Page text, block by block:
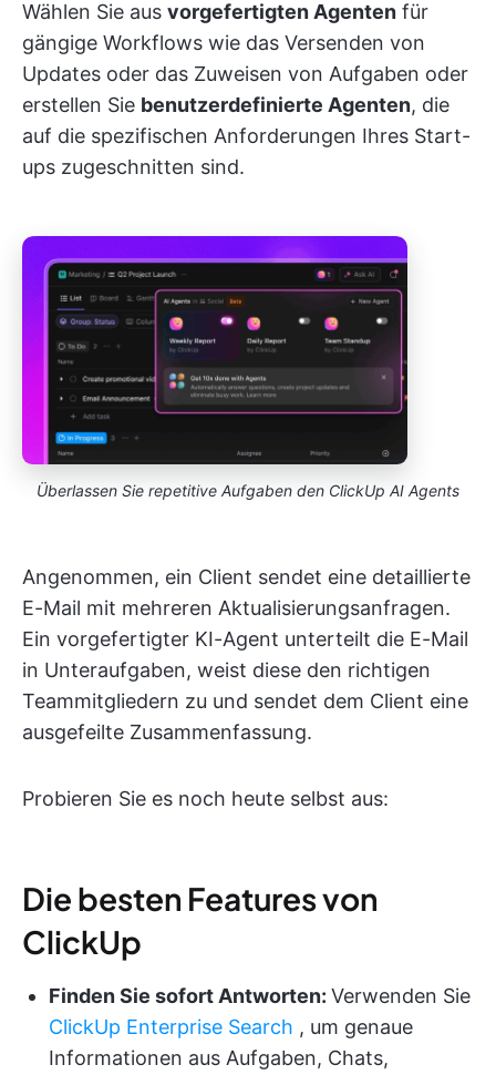
Wählen Sie aus vorgefertigten Agenten für
gängige Workflows wie das Versenden von
Updates oder das Zuweisen von Aufgaben oder
erstellen Sie benutzerdefinierte Agenten, die
auf die spezifischen Anforderungen Ihres Start-
ups zugeschnitten sind.
Überlassen Sie repetitive Aufgaben den ClickUp AI Agents
Angenommen, ein Client sendet eine detaillierte
E-Mail mit mehreren Aktualisierungsanfragen.
Ein vorgefertigter KI-Agent unterteilt die E-Mail
in Unteraufgaben, weist diese den richtigen
Teammitgliedern zu und sendet dem Client eine
ausgefeilte Zusammenfassung.
Probieren Sie es noch heute selbst aus:
Die besten Features von
ClickUp
Finden Sie sofort Antworten: Verwenden Sie
ClickUp Enterprise Search , um genaue
Informationen aus Aufgaben, Chats,